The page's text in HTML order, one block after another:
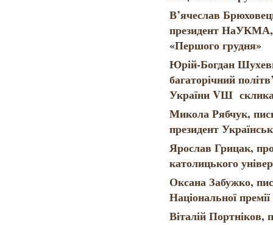
В’ячеслав
президент НаУКМА,
«Першого грудня»
Юрій-Богдан
багаторічний
України VШ
Микола Рябчук,
президент
Ярослав Грицак,
католицького
Оксана Забужко,
Національної
Віталій Портніков,